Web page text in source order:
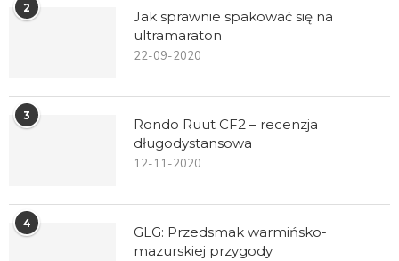
2
Jak sprawnie spakować się na
ultramaraton
22-09-2020
3
Rondo Ruut CF2 – recenzja
długodystansowa
12-11-2020
4
GLG: Przedsmak warmińsko-
mazurskiej przygody